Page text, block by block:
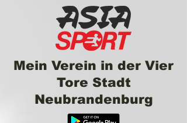
Mein Verein in der Vier
Tore Stadt
Neubrandenburg